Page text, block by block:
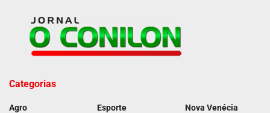
Categorias
Agro
Esporte
Nova Venécia